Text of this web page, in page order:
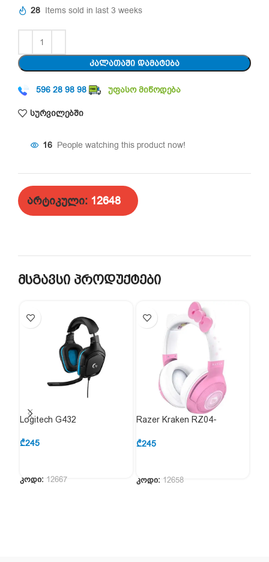
28 Items sold in last 3 weeks
ᲙᲐᲚᲐᲗᲐᲨᲘ ᲓᲐᲛᲐᲢᲔᲑᲐ
596 28 98 98 უფასო მიწოდება
სურვილებში
16 People watching this product now!
არტიკული: 12648
მსგავსი პროდუქტები
Logitech G432
₾245
კოდი: 12667
Razer Kraken RZ04-
₾245
კოდი: 12658